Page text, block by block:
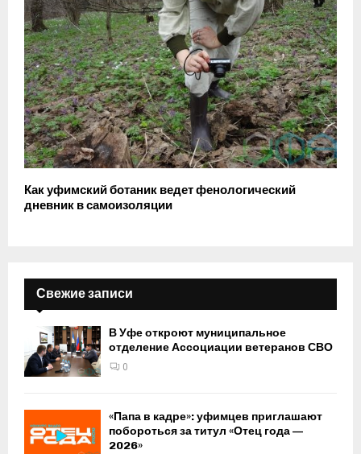
Как уфимский ботаник ведет фенологический
дневник в самоизоляции
Свежие записи
В Уфе откроют муниципальное
отделение Ассоциации ветеранов СВО
0
«Папа в кадре»: уфимцев приглашают
побороться за титул «Отец года —
2026»